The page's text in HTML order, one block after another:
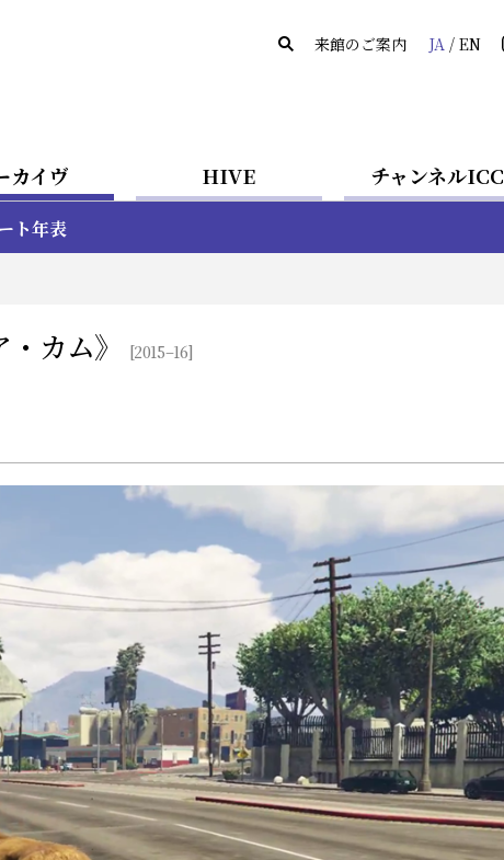
来館のご案内 JA/ EN
カイヴ HIVE チャンネルICC
ト年表
カム》
[2015–16]